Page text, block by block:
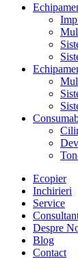
Ecopier
Inchirieri
Service
Despre
Blog
Contact